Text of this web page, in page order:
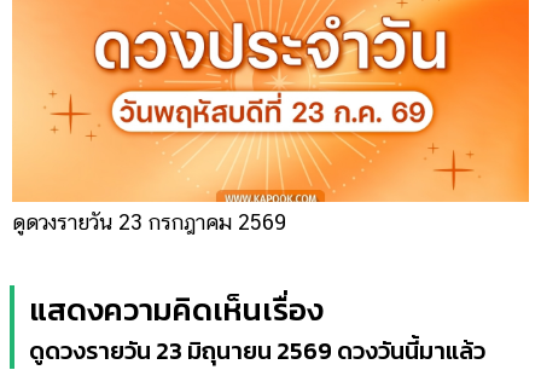
ดูดวงรายวัน 23 กรกฎาคม 2569
แสดงความคิดเห็นเรื่อง
ดูดวงรายวัน 23 มิถุนายน 2569 ดวงวันนี้มาแล้ว